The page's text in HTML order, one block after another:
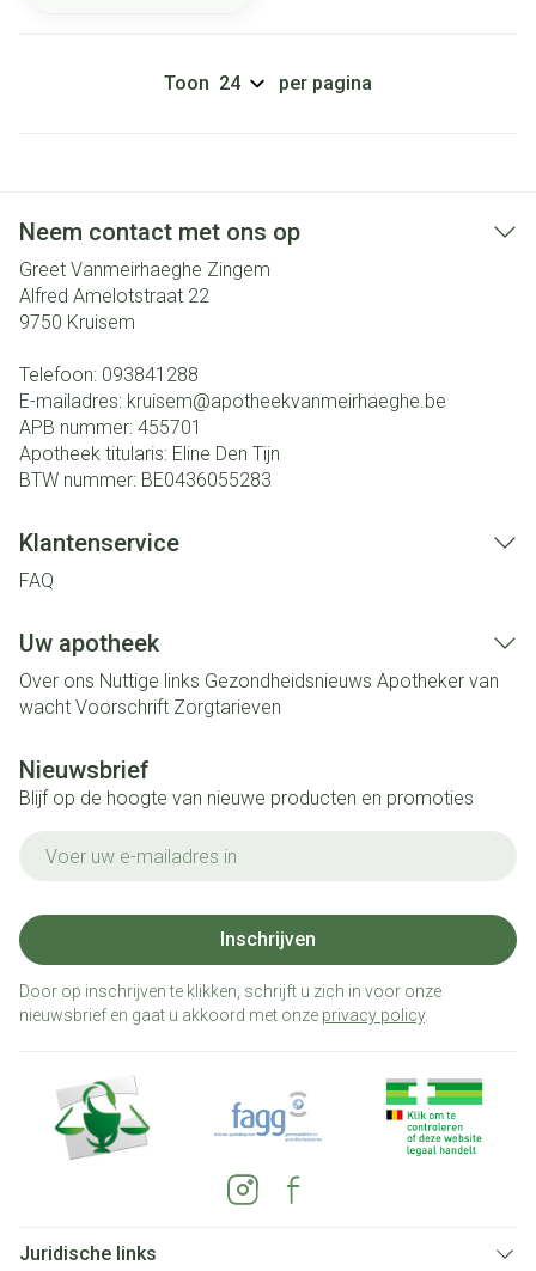
Toon per pagina
Neem contact met ons op
Greet Vanmeirhaeghe Zingem
Alfred Amelotstraat 22
9750 Kruisem
Telefoon: 093841288
E-mailadres: kruisem@apotheekvanmeirhaeghe.be
APB nummer: 455701
Apotheek titularis: Eline Den Tijn
BTW nummer: BE0436055283
Klantenservice
FAQ
Uw apotheek
Over ons Nuttige links Gezondheidsnieuws Apotheker van
wacht Voorschrift Zorgtarieven
Nieuwsbrief
Blijf op de hoogte van nieuwe producten en promoties
Inschrijven
Door op inschrijven te klikken, schrijft u zich in voor onze
nieuwsbrief en gaat u akkoord met onze privacy policy.
Juridische links